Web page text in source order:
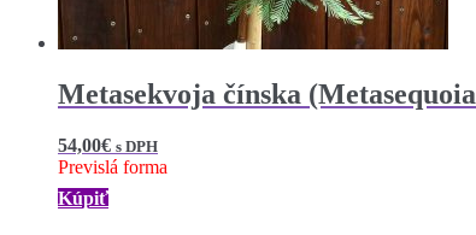
Metasekvoja čínska
54,00€ s DPH
Previslá forma
Kúpiť